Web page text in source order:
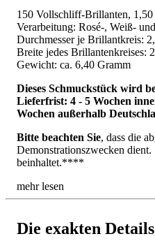
150 Vollschliff-Brillanten, 1,50
Verarbeitung: Rosé-, Weiß-
Durchmesser je Brillantkreis:
Breite jedes Brillantenkreises:
Gewicht: ca. 6,40 Gramm
Dieses Schmuckstück wird
Lieferfrist: 4 - 5 Wochen
Wochen außerhalb
Bitte beachten Sie, dass die
Demonstrationszwecken
beinhaltet.****
mehr lesen
Die exakten Details